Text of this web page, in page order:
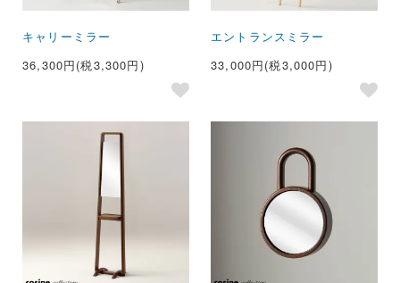
キャリーミラー
36,300円(税3,300円)
エントランスミラー
33,000円(税3,000円)